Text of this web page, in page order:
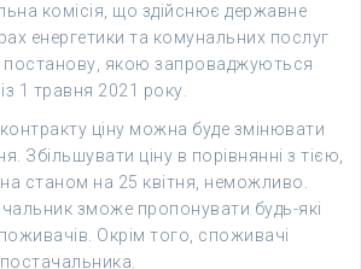
комісія, що здійснює державне
енергетики та комунальних послуг
якою запроваджуються
1 травня 2021 року.
контракту ціну можна буде змінювати
Збільшувати ціну в порівнянні з тією,
станом на 25 квітня, неможливо.
зможе пропонувати будь-які
Окрім того, споживачі